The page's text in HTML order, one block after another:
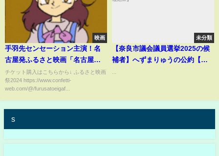
映画
手羽先センセーション主演！名
古屋発ふるさと映画「名古屋セ
ンセーション」予告
チケット購入はこちらから↓ ふるさと映画
祭2024 https://www.confetti-
web.com/@/furusatoeigaf...
未分類
【奈良市議会議員選挙2025の候
補者】へずまりゅうの公約【候
s